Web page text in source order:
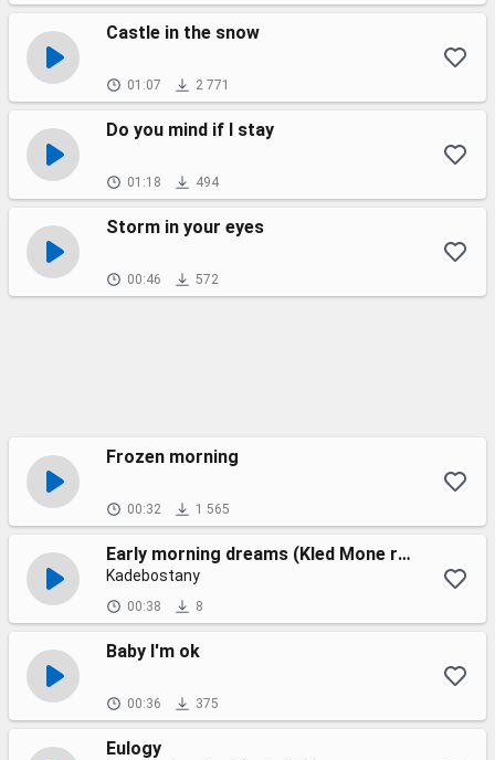
Castle in the snow
01:07 2 771
Do you mind if I stay
01:18 494
Storm in your eyes
00:46 572
Frozen morning
00:32 1 565
Early morning dreams (Kled Mone remix)
Kadebostany
00:38 8
Baby I'm ok
00:36 375
Eulogy